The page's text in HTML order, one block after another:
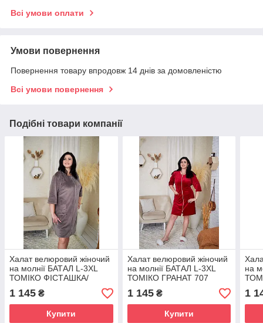
Всі умови оплати
Умови повернення
Повернення товару впродовж 14 днів за домовленістю
Всі умови повернення
Подібні товари компанії
Халат велюровий жіночий
на молнії БАТАЛ L-3XL
ТОМІКО ФІСТАШКА/
КАПУЧІНО 707
1 145 ₴
Купити
Халат велюровий жіночий
на молнії БАТАЛ L-3XL
ТОМІКО ГРАНАТ 707
1 145₴
Купити
на
707
1